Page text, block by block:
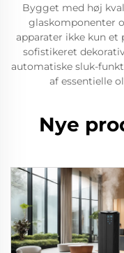
Bygget med høj
glaskomponenter
apparater ikke kun
sofistikeret
automatiske sluk-
af essentielle
Nye